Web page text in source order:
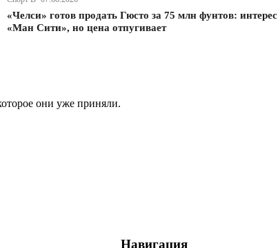
«Челси» готов продать Гюсто за 75 млн фунтов: интерес
«Ман Сити», но цена отпугивает
они уже приняли.
Навигация